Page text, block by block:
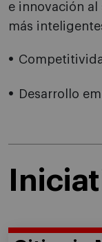
e innovación
más
Desarrollo